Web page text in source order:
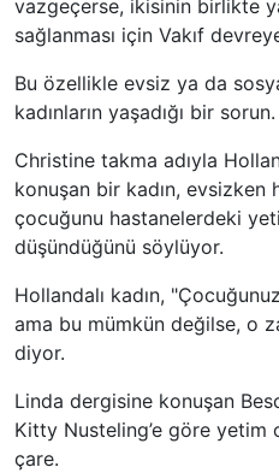
vazgeçerse, ikisinin birlikte
sağlanması için Vakıf
Bu özellikle evsiz ya da
kadınların yaşadığı bir sorun.
Christine takma adıyla
konuşan bir kadın, evsizken
çocuğunu hastanelerdeki
düşündüğünü söylüyor.
Hollandalı kadın,
ama bu mümkün değilse, o
diyor.
Linda dergisine konuşan
Kitty Nusteling’e göre yetim
çare.